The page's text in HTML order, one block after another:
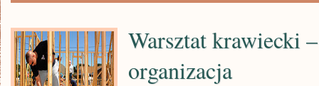
Warsztat krawiecki
organizacja